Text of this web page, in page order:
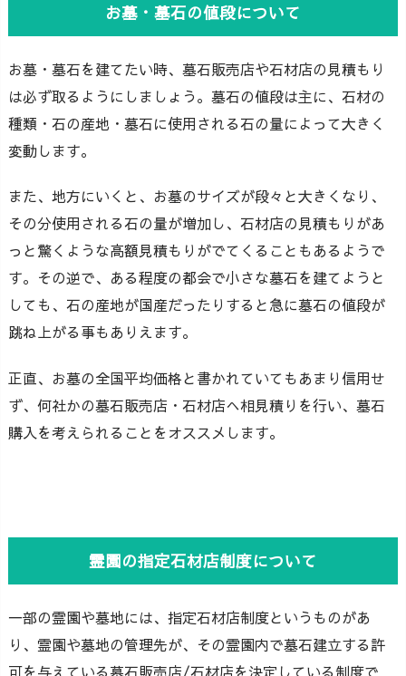
お墓・墓石の値段について
お墓・墓石を建てたい時、墓石販売店や石材店の見積もり
は必ず取るようにしましょう。墓石の値段は主に、石材の
種類・石の産地・墓石に使用される石の量によって大きく
変動します。
また、地方にいくと、お墓のサイズが段々と大きくなり、
その分使用される石の量が増加し、石材店の見積もりがあ
っと驚くような高額見積もりがでてくることもあるようで
す。その逆で、ある程度の都会で小さな墓石を建てようと
しても、石の産地が国産だったりすると急に墓石の値段が
跳ね上がる事もありえます。
正直、お墓の全国平均価格と書かれていてもあまり信用せ
ず、何社かの墓石販売店・石材店へ相見積りを行い、墓石
購入を考えられることをオススメします。
霊園の指定石材店制度について
一部の霊園や墓地には、指定石材店制度というものがあ
り、霊園や墓地の管理先が、その霊園内で墓石建立する許
可を与えている墓石販売店/石材店を決定している制度で